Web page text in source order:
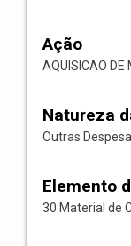
Ação
AQUISICAO DE
Natureza
Outras
Elemento
30:Material de